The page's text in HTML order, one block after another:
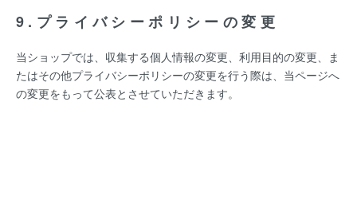
9.プライバシーポリシーの変更
当ショップでは、収集する個人情報の変更、利用目的の変更、ま
たはその他プライバシーポリシーの変更を行う際は、当ページへ
の変更をもって公表とさせていただきます。